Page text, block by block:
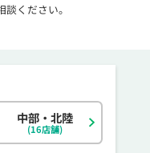
ください。
中部・北陸
(16店舗)